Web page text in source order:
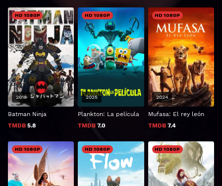
Batman Ninja
TMDB 5.8
HD 1080P
2018
Plankton: La película
TMDB 7.0
HD 1080P
2025
Mufasa: El rey león
TMDB7.4
HD 1080P
2024
HD 1080P HD 1080P HD 1080P